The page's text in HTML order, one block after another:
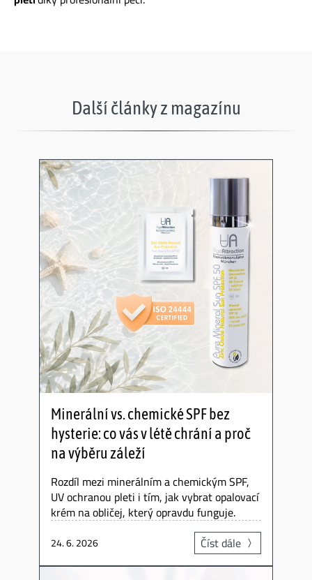
Další články z magazínu
Minerální vs. chemické SPF bez
hysterie: co vás v létě chrání a proč
na výběru záleží
Rozdíl mezi minerálním a chemickým SPF,
UV ochranou pleti i tím, jak vybrat opalovací
krém na obličej, který opravdu funguje.
24. 6. 2026 Číst dále